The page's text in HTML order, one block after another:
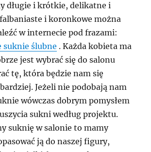
długie i krótkie, delikatne i
i koronkowe można
w internecie pod frazami:
suknie ślubne . Każda kobieta ma
jest wybrać się do salonu
tę, która będzie nam się
Jeżeli nie podobają nam
wówczas dobrym pomysłem
sukni według projektu.
suknię w salonie to mamy
ją do naszej figury,